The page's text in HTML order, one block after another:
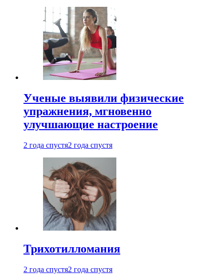
Ученые выявили физические
упражнения, мгновенно
улучшающие настроение
2 года спустя2 года спустя
Трихотилломания
2 года спустя2 года спустя